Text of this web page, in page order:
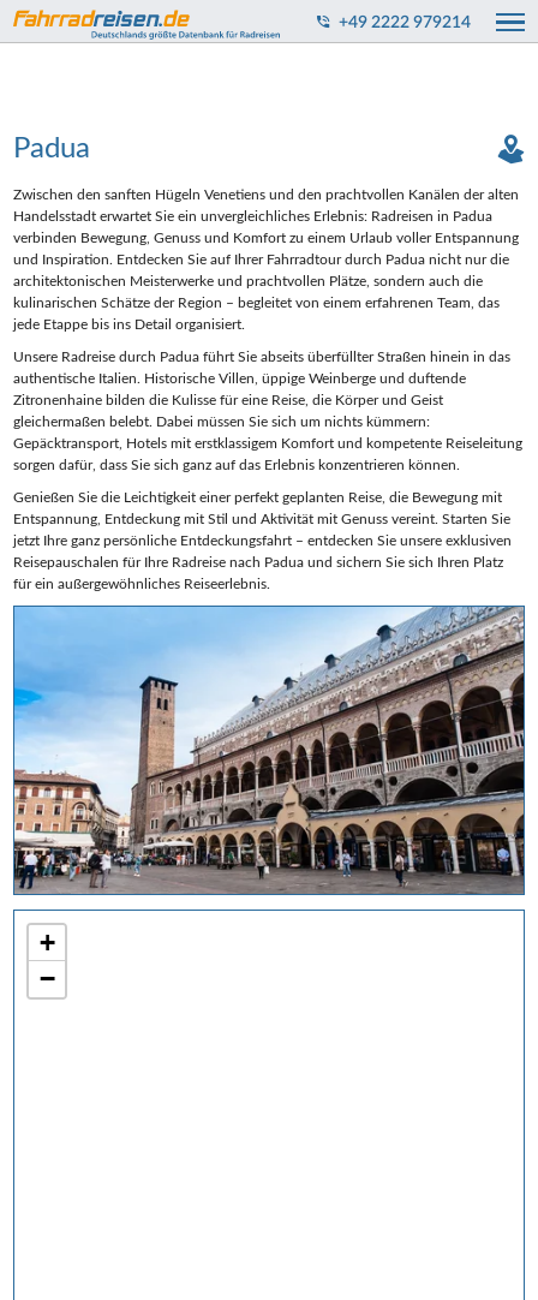
+49 2222 979214
+
−
Padua
Zwischen den sanften Hügeln Venetiens und den prachtvollen Kanälen der alten
Handelsstadt erwartet Sie ein unvergleichliches Erlebnis: Radreisen in Padua
verbinden Bewegung, Genuss und Komfort zu einem Urlaub voller Entspannung
und Inspiration. Entdecken Sie auf Ihrer Fahrradtour durch Padua nicht nur die
architektonischen Meisterwerke und prachtvollen Plätze, sondern auch die
kulinarischen Schätze der Region – begleitet von einem erfahrenen Team, das
jede Etappe bis ins Detail organisiert.
Unsere Radreise durch Padua führt Sie abseits überfüllter Straßen hinein in das
authentische Italien. Historische Villen, üppige Weinberge und duftende
Zitronenhaine bilden die Kulisse für eine Reise, die Körper und Geist
gleichermaßen belebt. Dabei müssen Sie sich um nichts kümmern:
Gepäcktransport, Hotels mit erstklassigem Komfort und kompetente Reiseleitung
sorgen dafür, dass Sie sich ganz auf das Erlebnis konzentrieren können.
Genießen Sie die Leichtigkeit einer perfekt geplanten Reise, die Bewegung mit
Entspannung, Entdeckung mit Stil und Aktivität mit Genuss vereint. Starten Sie
jetzt Ihre ganz persönliche Entdeckungsfahrt – entdecken Sie unsere exklusiven
Reisepauschalen für Ihre Radreise nach Padua und sichern Sie sich Ihren Platz
für ein außergewöhnliches Reiseerlebnis.